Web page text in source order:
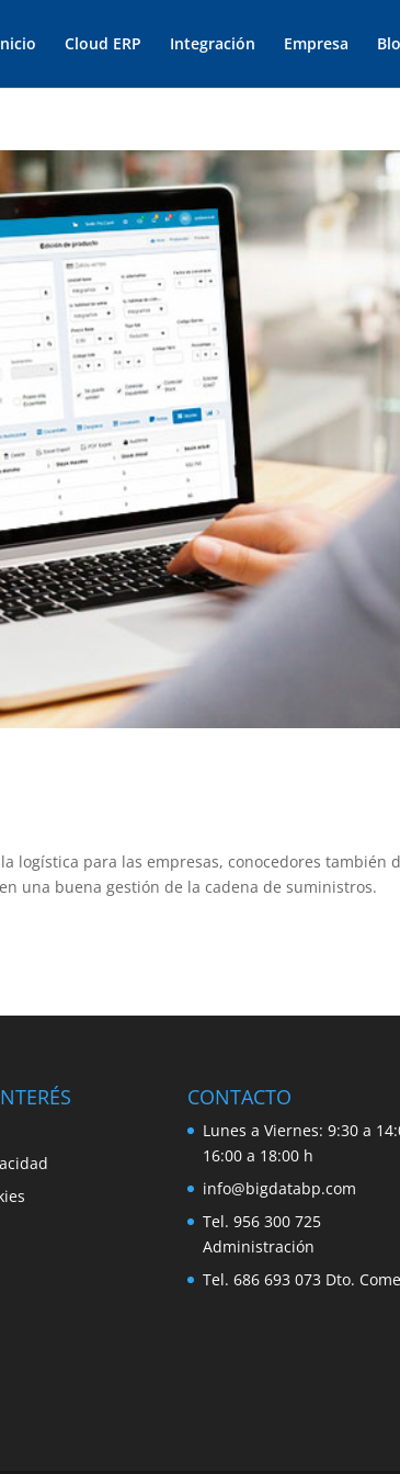
Cloud ERP Integración Empresa
logística para las empresas, conocedores también
una buena gestión de la cadena de suministros.
CONTACTO
Lunes a Viernes: 9:30 a
16:00 a 18:00 h
info@bigdatabp.com
Tel. 956 300 725
Administración
Tel. 686 693 073 Dto.